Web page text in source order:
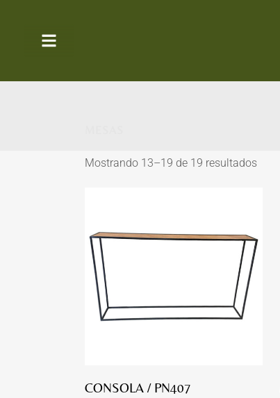
Mostrando 13–19 de 19 resultados
CONSOLA / PN407